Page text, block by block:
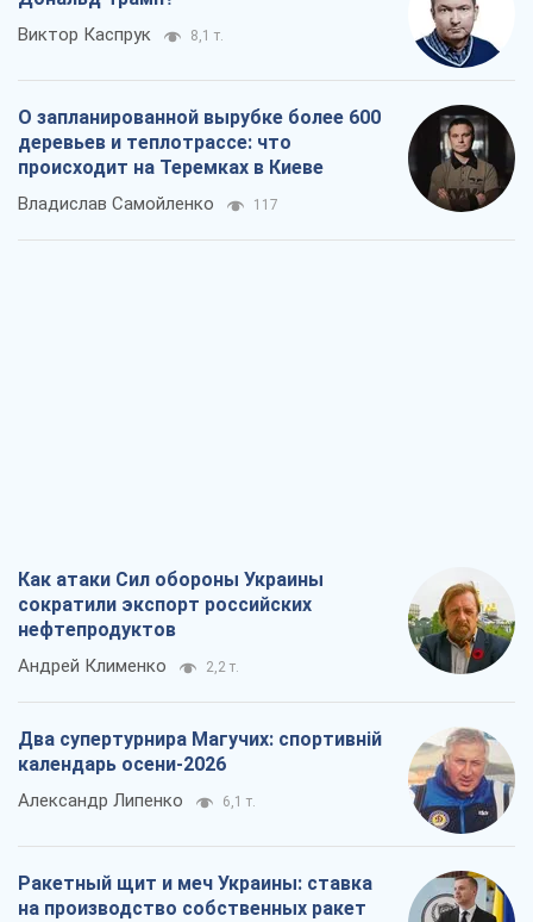
Виктор Каспрук 8,1 т.
О запланированной вырубке более 600
деревьев и теплотрассе: что
происходит на Теремках в Киеве
Владислав Самойленко 117
Как атаки Сил обороны Украины
сократили экспорт российских
нефтепродуктов
Андрей Клименко 2,2 т.
Два супертурнира Магучих: спортивній
календарь осени-2026
Александр Липенко 6,1 т.
Ракетный щит и меч Украины: ставка
на производство собственных ракет